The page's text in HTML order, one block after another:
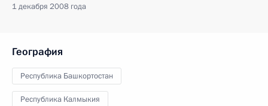
1 декабря 2008 года
География
Республика Башкортостан
Республика Калмыкия